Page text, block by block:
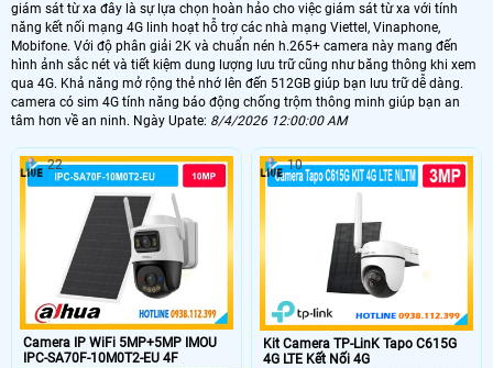
giám sát từ xa đây là sự lựa chọn hoàn hảo cho việc giám sát từ xa với tính
năng kết nối mạng 4G linh hoạt hỗ trợ các nhà mạng Viettel, Vinaphone,
Mobifone. Với độ phân giải 2K và chuẩn nén h.265+ camera này mang đến
hình ảnh sắc nét và tiết kiệm dung lượng lưu trữ cũng như băng thông khi xem
qua 4G. Khả năng mở rộng thẻ nhớ lên đến 512GB giúp bạn lưu trữ dễ dàng.
camera có sim 4G tính năng báo động chống trộm thông minh giúp bạn an
tâm hơn về an ninh. Ngày Upate: 8/4/2026 12:00:00 AM
Camera IP WiFi 5MP+5MP IMOU
IPC-SA70F-10M0T2-EU 4F
22
Kit Camera TP-LinK Tapo C615G
4G LTE Kết Nối 4G
10